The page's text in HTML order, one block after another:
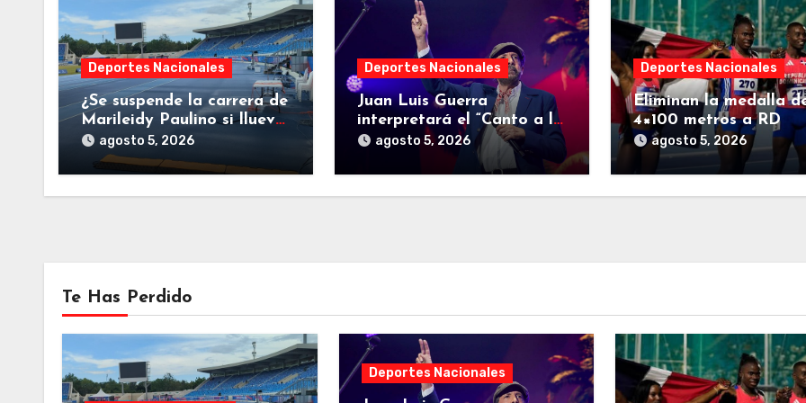
Deportes Nacionales
¿Se suspende la carrera de
Marileidy Paulino si llueve
en el Estadio Olímpico?
agosto 5, 2026
Deportes Nacionales
Juan Luis Guerra
interpretará el “Canto a la
Patria” en clausura de los
Juegos Centroamericanos
y del Caribe
agosto 5, 2026
Deportes Nacionales
Eliminan la medalla
4×100 metros a RD
agosto 5, 2026
Te Has Perdido
Deportes Nacionales